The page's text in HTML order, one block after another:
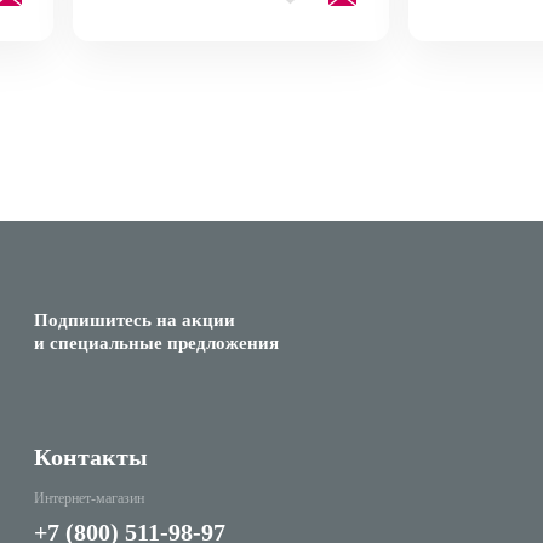
Подпишитесь на акции
и специальные предложения
Контакты
Интернет-магазин
+7 (800) 511-98-97